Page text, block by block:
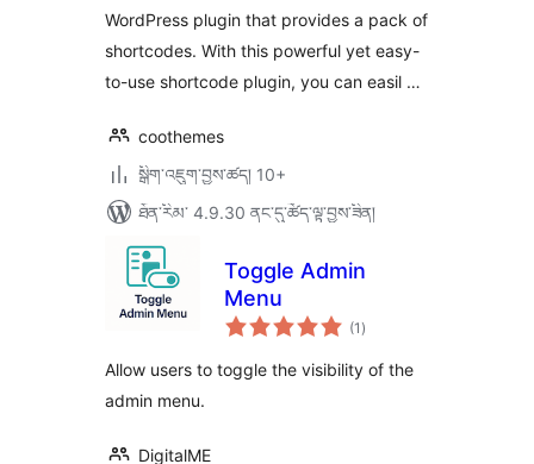
WordPress plugin that provides a pack of
shortcodes. With this powerful yet easy-
to-use shortcode plugin, you can easil …
coothemes
སྒྲིག་འཇུག་བྱས་ཚད། 10+
ཐོན་རིམ་ 4.9.30 ནང་དུ་ཚོད་ལྟ་བྱས་ཟིན།
Toggle Admin
Menu
(1 གདེང་
འཇོག་
ཚང་།
)
Allow users to toggle the visibility of the
admin menu.
DigitalME